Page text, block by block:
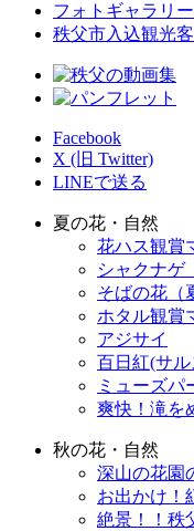
フォトギャラリー
秩父市入込観光
Facebook
X (旧 Twitter)
LINEで送る
夏の花・自然
花ハス観賞
シャクナゲ
そばの花（
ホタル観賞
アジサイ
百日紅(サ
ミューズパ
爽快！滝を
秋の花・自然
深山の花園
お出かけ！
絶景！！秩